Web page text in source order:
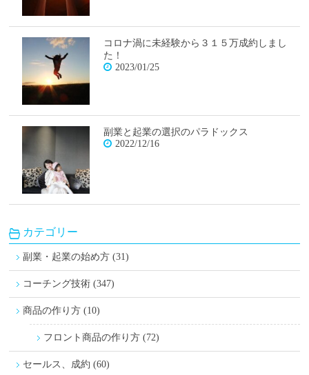
コロナ渦に未経験から３１５万成約しまし
た！
2023/01/25
副業と起業の選択のパラドックス
2022/12/16
カテゴリー
副業・起業の始め方 (31)
コーチング技術 (347)
商品の作り方 (10)
フロント商品の作り方 (72)
セールス、成約 (60)